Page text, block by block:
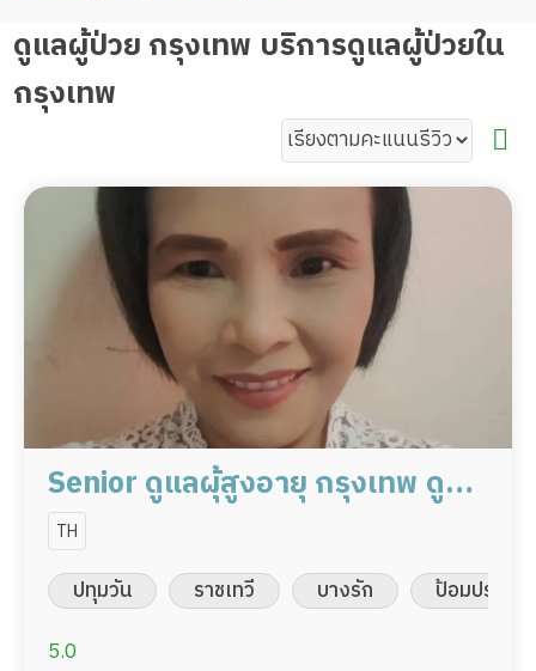
ดูแลผู้ป่วย กรุงเทพ บริการดูแลผู้ป่วยใน
กรุงเทพ
Senior ดูแลผุ้สูงอายุ กรุงเทพ ดูแล
ผู้ป่วย 18,000/เดือน มืออาชีพ
พร้อมดูแล
TH
ปทุมวัน ราชเทวี บางรัก
ป้อมปราบ
5.0